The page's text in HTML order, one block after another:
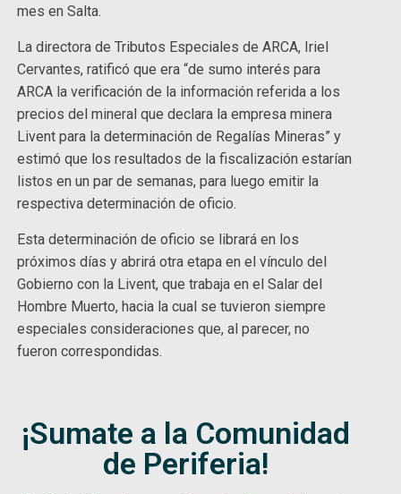
mes en Salta.
La directora de Tributos Especiales de ARCA, Iriel
Cervantes, ratificó que era “de sumo interés para
ARCA la verificación de la información referida a los
precios del mineral que declara la empresa minera
Livent para la determinación de Regalías Mineras” y
estimó que los resultados de la fiscalización estarían
listos en un par de semanas, para luego emitir la
respectiva determinación de oficio.
Esta determinación de oficio se librará en los
próximos días y abrirá otra etapa en el vínculo del
Gobierno con la Livent, que trabaja en el Salar del
Hombre Muerto, hacia la cual se tuvieron siempre
especiales consideraciones que, al parecer, no
fueron correspondidas.
¡Sumate a la Comunidad
de Periferia!